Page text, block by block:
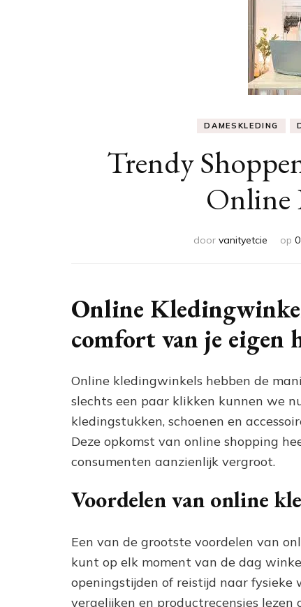
DAMESKLEDING
Trendy
Online
door vanityetcie op
Online
comfort van je eigen
Online kledingwinkels hebben de
slechts een paar klikken kunnen we
kledingstukken, schoenen en
Deze opkomst van online shopping
consumenten aanzienlijk vergroot.
Voordelen van online
Een van de grootste voordelen van
kunt op elk moment van de dag
openingstijden of reistijd naar fysieke
vergelijken en productrecensies